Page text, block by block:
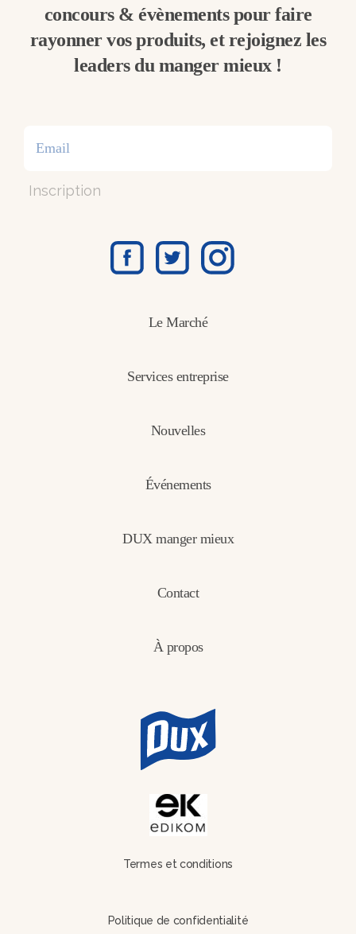
concours & évènements pour faire
rayonner vos produits, et rejoignez les
leaders du manger mieux !
Inscription
Le Marché
Services entreprise
Nouvelles
Événements
DUX manger mieux
Contact
À propos
Termes et conditions
Politique de confidentialité